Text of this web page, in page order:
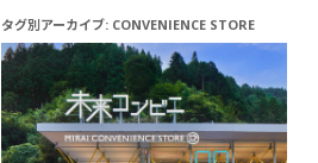
タグ別アーカイブ: CONVENIENCE STORE